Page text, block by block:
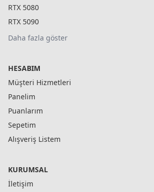
RTX 5080
RTX 5090
Daha fazla göster
HESABIM
Müşteri Hizmetleri
Panelim
Puanlarım
Sepetim
Alışveriş Listem
KURUMSAL
İletişim